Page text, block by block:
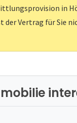
in
Vertrag für Sie